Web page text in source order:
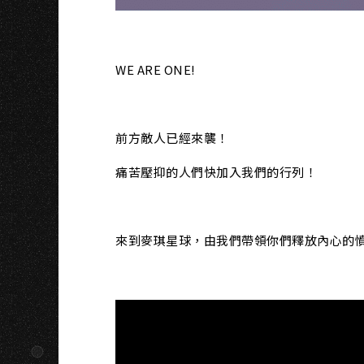
WE ARE ONE!
前方敵人已經來襲！
痛苦壓抑的人們快加入我們的行列！
來到麥琪星球，由我們帶領你們釋放內心的